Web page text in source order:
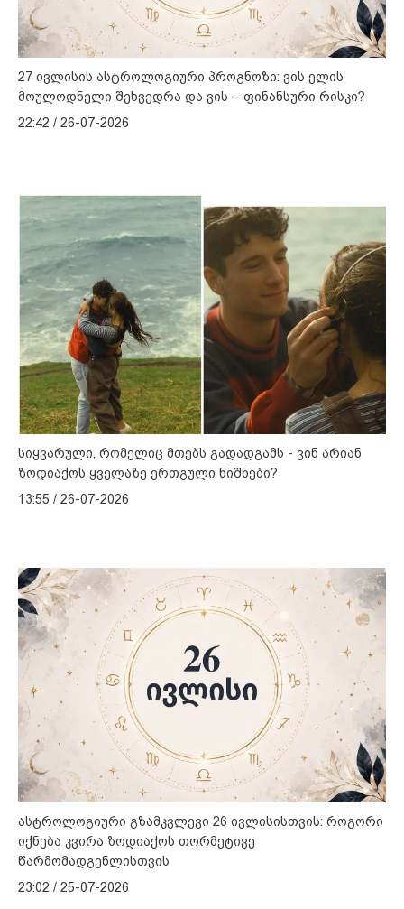
27 ივლისის ასტროლოგიური პროგნოზი: ვის ელის
მოულოდნელი შეხვედრა და ვის – ფინანსური რისკი?
22:42 / 26-07-2026
სიყვარული, რომელიც მთებს გადადგამს - ვინ არიან
ზოდიაქოს ყველაზე ერთგული ნიშნები?
13:55 / 26-07-2026
ასტროლოგიური გზამკვლევი 26 ივლისისთვის: როგორი
იქნება კვირა ზოდიაქოს თორმეტივე
წარმომადგენლისთვის
23:02 / 25-07-2026